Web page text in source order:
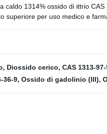
caldo 1314% ossido di ittrio
superiore per uso medico e
, Diossido cerico, CAS 1313-
36-9, Ossido di gadolinio (III),